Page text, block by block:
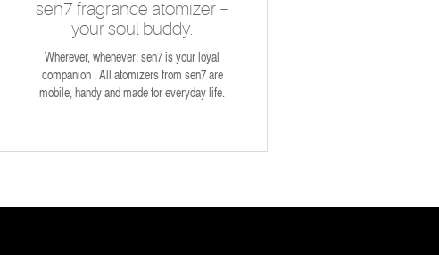
sen7 fragrance atomizer –
your soul buddy.
Wherever, whenever: sen7 is your loyal
companion . All atomizers from sen7 are
mobile, handy and made for everyday life.